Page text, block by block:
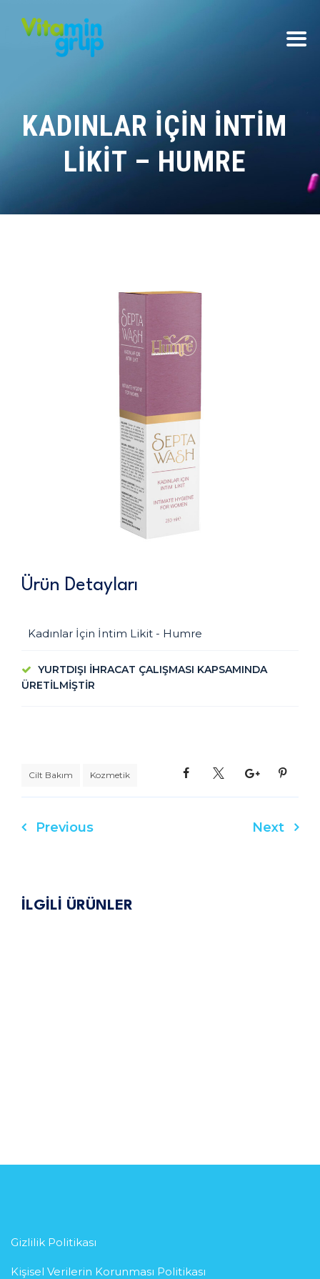
KADINLAR İÇIN İNTIM
LIKIT – HUMRE
Ürün Detayları
Kadınlar İçin İntim Likit - Humre
YURTDIŞI İHRACAT ÇALIŞMASI KAPSAMINDA
ÜRETİLMİŞTİR
Cilt Bakım Kozmetik
Yazı
Previous Next
İLGİLİ ÜRÜNLER
Gizlilik Politikası
Kişisel Verilerin Korunması Politikası